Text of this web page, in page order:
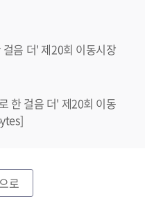
음 더' 제20회 이동시장
한 걸음 더' 제20회 이동
로